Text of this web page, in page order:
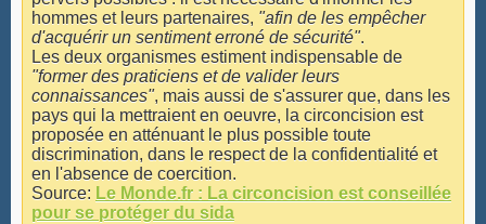
hommes et leurs partenaires, "afin de les empêcher
d'acquérir un sentiment erroné de sécurité".
Les deux organismes estiment indispensable de
"former des praticiens et de valider leurs
connaissances", mais aussi de s'assurer que, dans les
pays qui la mettraient en oeuvre, la circoncision est
proposée en atténuant le plus possible toute
discrimination, dans le respect de la confidentialité et
en l'absence de coercition.
Source: Le Monde.fr : La circoncision est conseillée
pour se protéger du sida